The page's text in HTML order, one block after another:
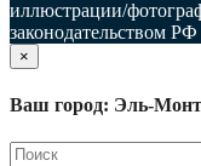
иллюстрации/
законодательством РФ
×
Ваш город: Эль-